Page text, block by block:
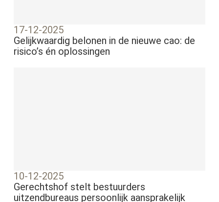
17-12-2025
Gelijkwaardig belonen in de nieuwe cao: de
risico’s én oplossingen
10-12-2025
Gerechtshof stelt bestuurders
uitzendbureaus persoonlijk aansprakelijk